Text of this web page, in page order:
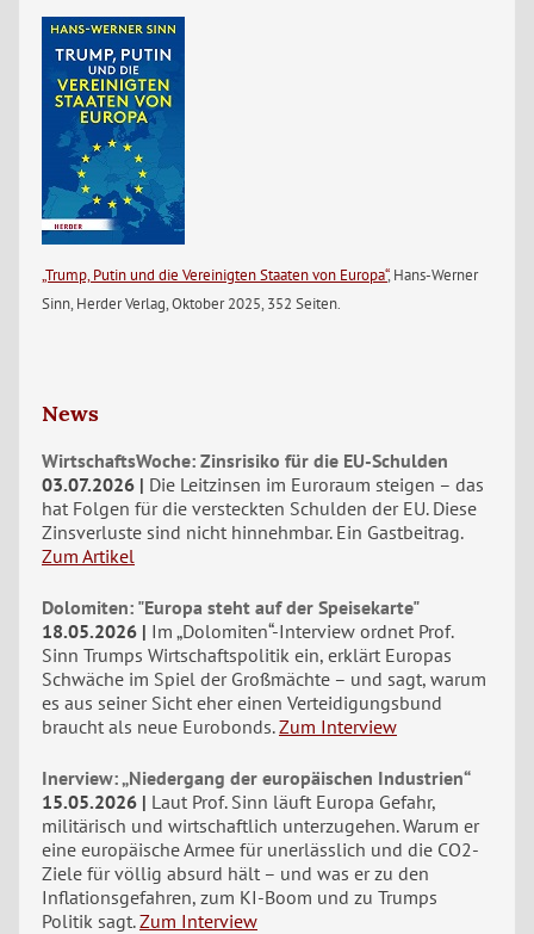
„Trump, Putin und die Vereinigten Staaten von Europa“, Hans-Werner
Sinn, Herder Verlag, Oktober 2025, 352 Seiten.
News
WirtschaftsWoche: Zinsrisiko für die EU-Schulden
03.07.2026
Die Leitzinsen im Euroraum steigen – das
hat Folgen für die versteckten Schulden der EU. Diese
Zinsverluste sind nicht hinnehmbar. Ein Gastbeitrag.
Zum Artikel
Dolomiten: "Europa steht auf der Speisekarte"
18.05.2026
Im „Dolomiten“-Interview ordnet Prof.
Sinn Trumps Wirtschaftspolitik ein, erklärt Europas
Schwäche im Spiel der Großmächte – und sagt, warum
es aus seiner Sicht eher einen Verteidigungsbund
braucht als neue Eurobonds. Zum Interview
Inerview: „Niedergang der europäischen Industrien“
15.05.2026
Laut Prof. Sinn läuft Europa Gefahr,
militärisch und wirtschaftlich unterzugehen. Warum er
eine europäische Armee für unerlässlich und die CO2-
Ziele für völlig absurd hält – und was er zu den
Inflationsgefahren, zum KI-Boom und zu Trumps
Politik sagt. Zum Interview